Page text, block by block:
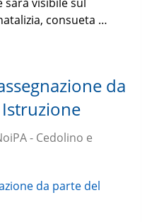
consueta …
da
- Cedolino e